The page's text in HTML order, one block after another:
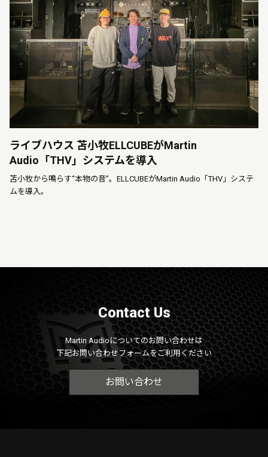
ライブハウス 苫小牧ELLCUBEがMartin
Audio「THV」システムを導入
苫小牧から鳴らす“本物の音”。ELLCUBEがMartin Audio「THV」システ
ムを導入。
Contact Us
Martin Audioについてのお問い合わせは
下記お問い合わせフォームをご利用ください
お問い合わせ